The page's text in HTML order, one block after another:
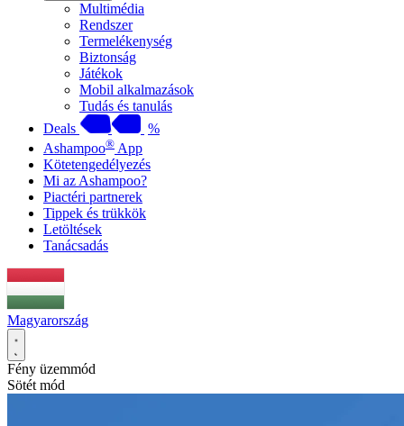
Multimédia
Rendszer
Termelékenység
Biztonság
Játékok
Mobil alkalmazások
Tudás és tanulás
Deals
%
Ashampoo® App
Kötetengedélyezés
Mi az Ashampoo?
Piactéri partnerek
Tippek és trükkök
Letöltések
Tanácsadás
Magyarország
Fény üzemmód
Sötét mód